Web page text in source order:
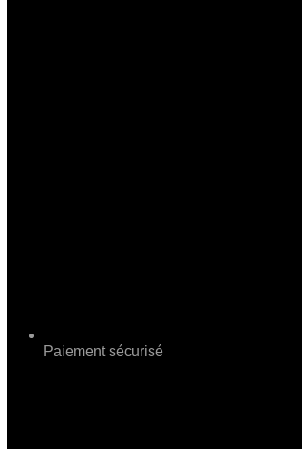
Paiement sécurisé